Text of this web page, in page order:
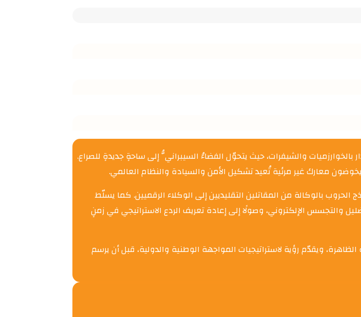
والشيفرات، حيث يتحوّل الفضاءُ السيبرانيُّ إلى ساحةٍ جديدةٍ للصراع.
معارك غير مرئية تُعيد تشكيل الأمن والسيادة والنظام العالمي.
بالوكالة من المقاتلين التقليديين إلى الوكلاء الرقميين. كما يسلّط
والتجسس الإلكتروني، وصولًا إلى إعادة تعريف الردع الاستراتيجي في زمنٍ
ويقدّم رؤية لاستراتيجيات المواجهة الوطنية والدولية، قبل أن يرسم